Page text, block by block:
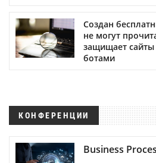
Создан
не могут
защищает
ботами
КОНФЕРЕНЦИИ
Business